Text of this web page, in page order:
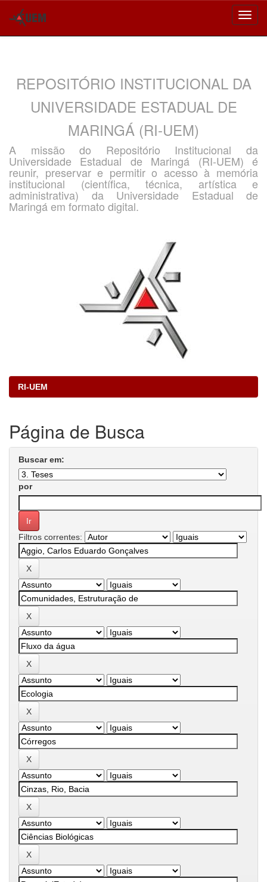
REPOSITÓRIO INSTITUCIONAL DA
UNIVERSIDADE ESTADUAL DE
MARINGÁ (RI-UEM)
A missão do Repositório Institucional da
Universidade Estadual de Maringá (RI-UEM) é
reunir, preservar e permitir o acesso à memória
institucional (científica, técnica, artística e
administrativa) da Universidade Estadual de
Maringá em formato digital.
RI-UEM
Página de Busca
Buscar em:
por
Filtros correntes: